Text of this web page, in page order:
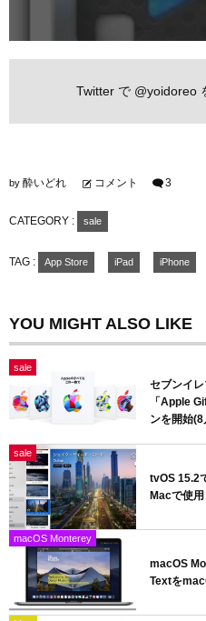
Twitter で @yoidoreo
by 酔いどれ コメント 3
CATEGORY : sale
TAG : App Store iPad iPhone
YOU MIGHT ALSO LIKE
sale
セブンイ
「Apple
ンを開始
sale
tvOS 15.2
Macで使用
macOS Monterey
macOS
Textを